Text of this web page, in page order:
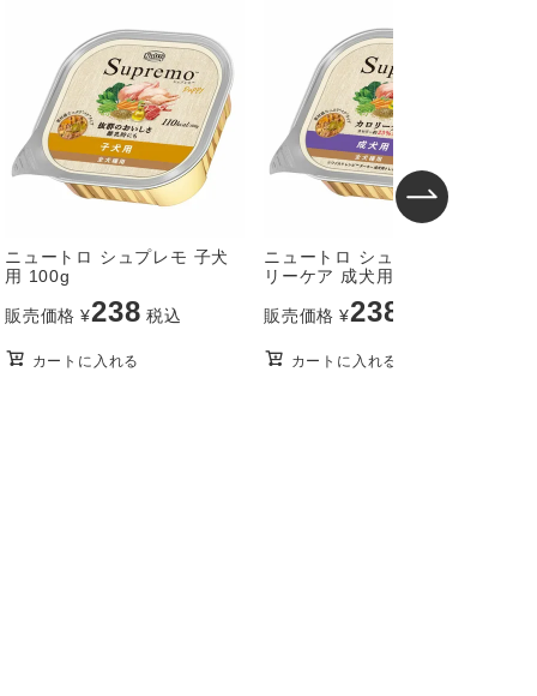
ニュートロ シュプレモ 子犬
用 100g
販売価格 ¥238 税込
カートに入れる
ニュートロ シュプレモ カロ
リーケア 成犬用 100g
販売価格 ¥238
カートに入れる